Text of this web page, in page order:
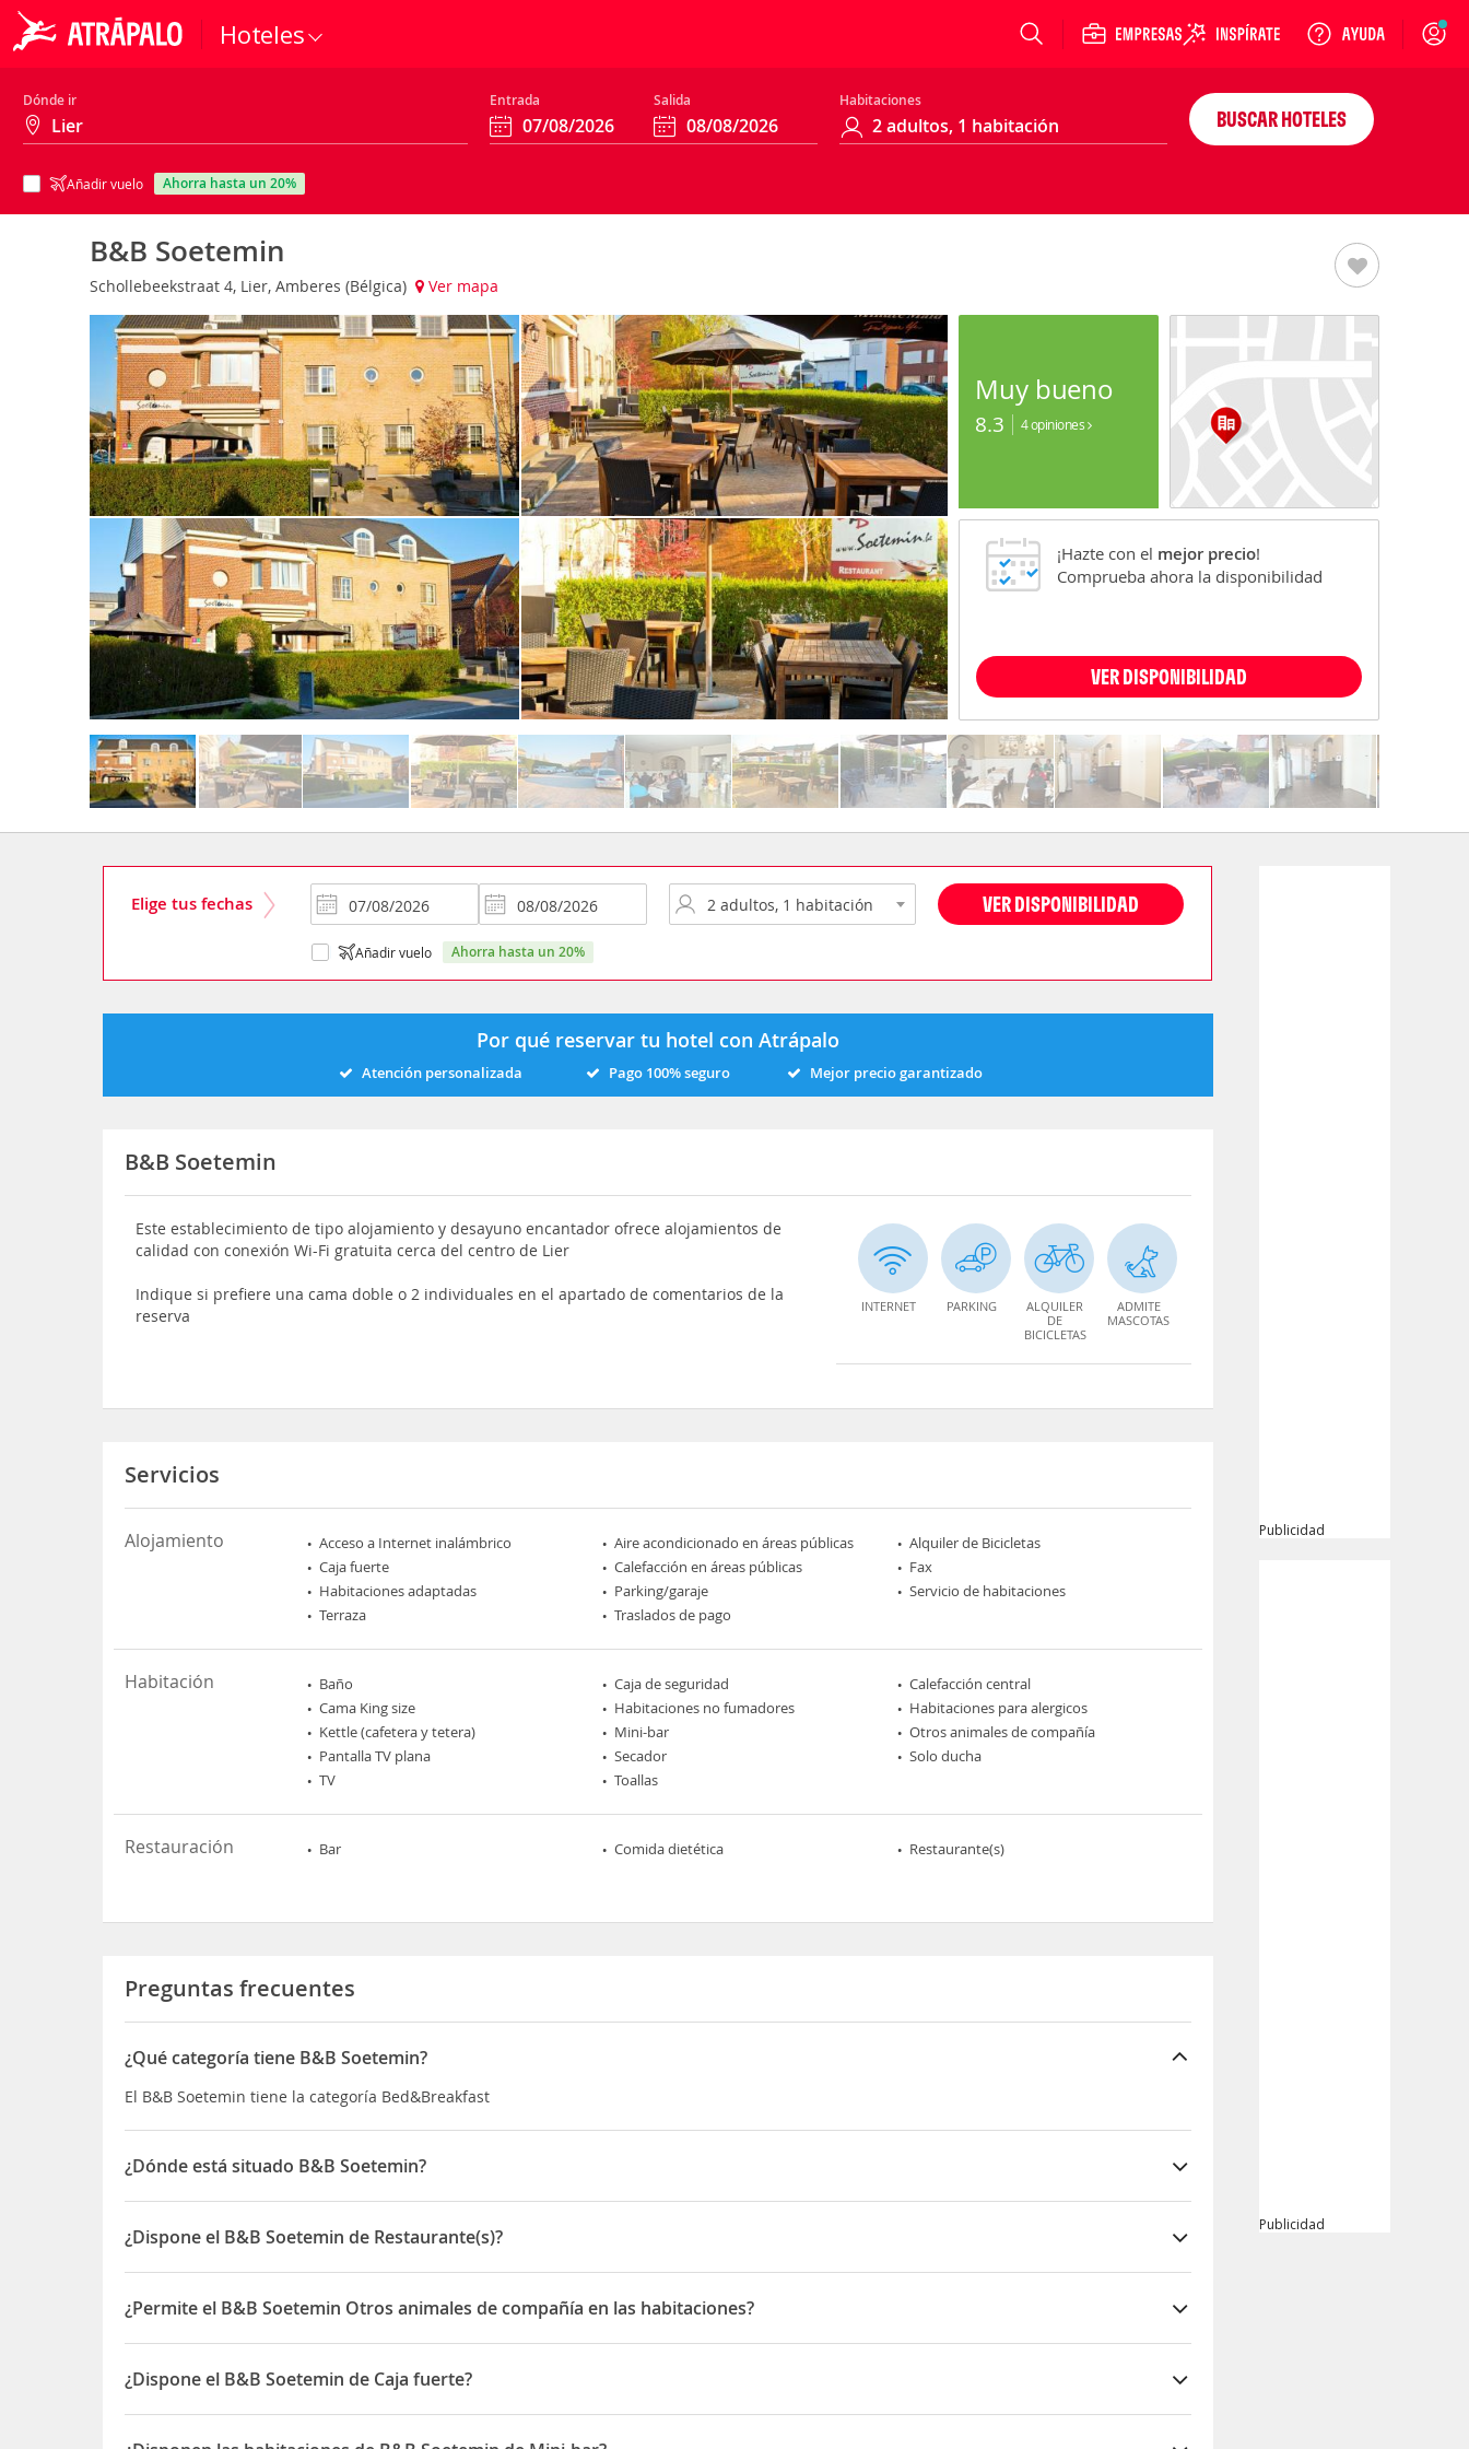
Hoteles Login
Dónde ir Entrada Salida Habitaciones
Añadir vuelo ahorra hasta un 20%
BUSCAR HOTELES
B&B Soetemin
Schollebeekstraat 4, Lier, Amberes (Bélgica) Ver mapa
Muy bueno
8.3 4 opiniones
¡Hazte con el mejor precio!
Comprueba ahora la disponibilidad
VER DISPONIBILIDAD
Elige tus fechas VER DISPONIBILIDAD
Añadir vuelo ahorra hasta un 20%
Por qué reservar tu hotel con Atrápalo
Atención personalizada Pago 100% seguro Mejor precio garantizado
B&B Soetemin
Este establecimiento de tipo alojamiento y desayuno encantador ofrece alojamientos de
calidad con conexión Wi-Fi gratuita cerca del centro de Lier
Indique si prefiere una cama doble o 2 individuales en el apartado de comentarios de la
reserva
INTERNET PARKING
ALQUILER
DE
BICICLETAS
ADMITE
MASCOTAS
Servicios
Alojamiento Acceso a Internet inalámbrico Aire acondicionado en áreas públicas
Alquiler de Bicicletas
Caja fuerte
Calefacción en áreas públicas
Fax
Habitaciones adaptadas
Parking/garaje
Servicio de habitaciones
Terraza
Traslados de pago
Habitación Baño Caja de seguridad
Calefacción central
Cama King size
Habitaciones no fumadores
Habitaciones para alergicos
Kettle (cafetera y tetera)
Mini-bar
Otros animales de compañía
Pantalla TV plana
Secador
Solo ducha
TV
Toallas
Restauración Bar Comida dietética Restaurante(s)
Preguntas frecuentes
¿Qué categoría tiene B&B Soetemin?
El B&B Soetemin tiene la categoría Bed&Breakfast
¿Dónde está situado B&B Soetemin?
El B&B Soetemin está situado en Schollebeekstraat 4
¿Dispone el B&B Soetemin de Restaurante(s)?
Sí, el B&B Soetemin dispone de Restaurante(s)
¿Permite el B&B Soetemin Otros animales de compañía en las habitaciones?
Sí, el B&B Soetemin permite Otros animales de compañía en las habitaciones
¿Dispone el B&B Soetemin de Caja fuerte?
Sí, el B&B Soetemin dispone de Caja fuerte
Publicidad
Publicidad